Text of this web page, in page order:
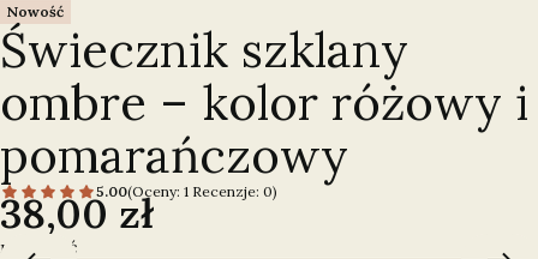
Nowość
Świecznik szklany
ombre – kolor różowy i
pomarańczowy
5.00(Oceny: 1 Recenzje: 0)
Cena
38,00 zł
mała ilość